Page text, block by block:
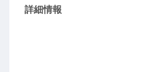
詳細情報